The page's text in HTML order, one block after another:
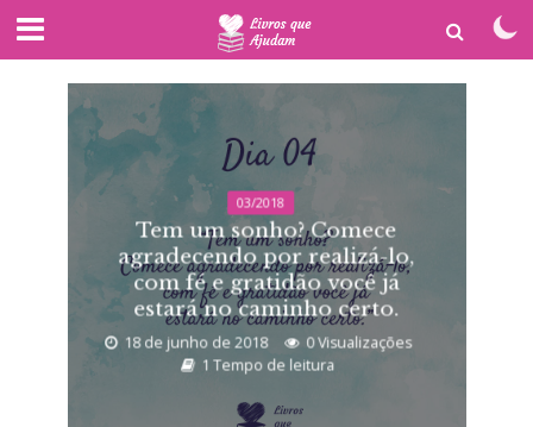
03/2018
Tem um sonho? Comece
agradecendo por realizá-lo,
com fé e gratidão você já
estará no caminho certo.
18 de junho de 2018
0 Visualizações
1 Tempo de leitura